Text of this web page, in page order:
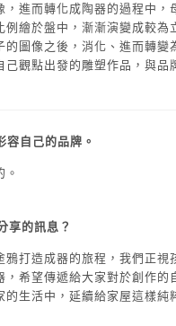
進而轉化成陶器的過程中，
繪於盤中，漸漸演變成較為
圖像之後，消化、進而轉變
己觀點出發的雕塑作品，與品
容自己的品牌。
享的訊息？
打造成器的旅程，我們正視
希望傳遞給大家對於創作的
生活中，延續給家屋這樣純